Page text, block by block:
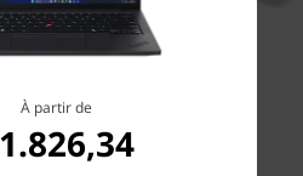
À partir de